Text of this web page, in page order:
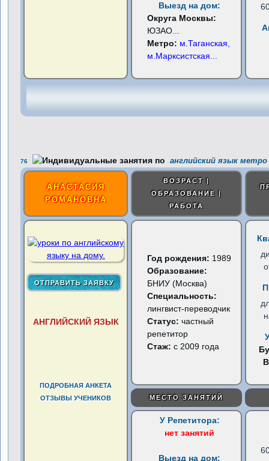
Выезд на дом:
Округа Москвы:
ЮЗАО
Метро: м.Таганская,
м.Марксистская
76 английский язык
АНАСТАСИЯ
РОМАНОВНА
ВОЗРАСТ |
ОБРАЗОВАНИЕ |
РАБОТА
АНГЛИЙСКИЙ ЯЗЫК
ПОДРОБНАЯ АНКЕТА
ОТЗЫВЫ УЧЕНИКОВ
Год рождения: 1989
Образование:
БНИУ (Москва)
Специальность:
лингвист-переводчик
Статус:частный
репетитор
Стаж: с 2009 года
МЕСТО ЗАНЯТИЙ
У Репетитора:
нет занятий
Выезд на дом: